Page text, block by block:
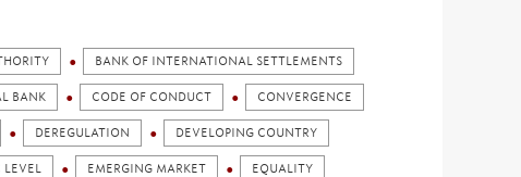
BANK OF INTERNATIONAL SETTLEMENTS
BANK CODE OF CONDUCT CONVERGENCE
DEREGULATION DEVELOPING COUNTRY
LEVEL EMERGING MARKET EQUALITY